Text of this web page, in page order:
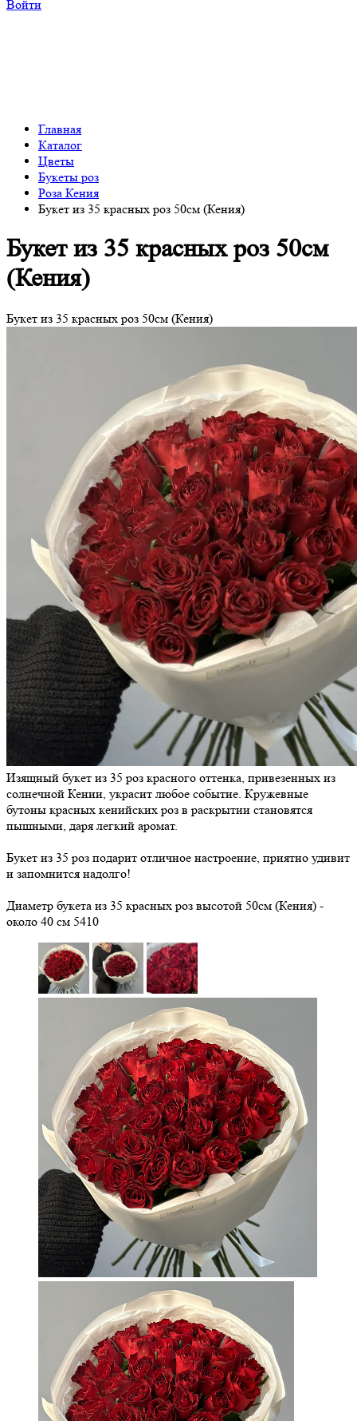
Войти
Главная
Каталог
Цветы
Букеты роз
Роза Кения
Букет из 35 красных роз 50см (Кения)
Букет из 35 красных роз 50см
(Кения)
Букет из 35 красных роз 50см (Кения)
Изящный букет из 35 роз красного оттенка, привезенных из
солнечной Кении, украсит любое событие. Кружевные
бутоны красных кенийских роз в раскрытии становятся
пышными, даря легкий аромат.
Букет из 35 роз подарит отличное настроение, приятно удивит
и запомнится надолго!
Диаметр букета из 35 красных роз высотой 50см (Кения) -
около 40 см 5410